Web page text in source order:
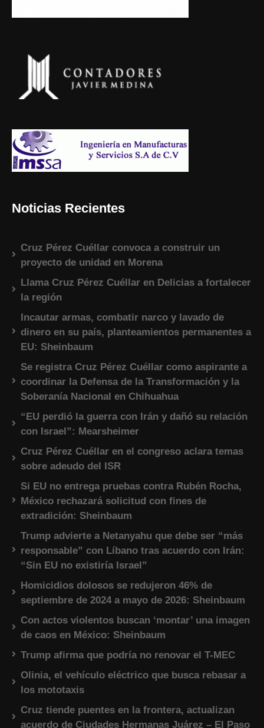
Noticias Recientes
Cruz Pérez Cuéllar convoca a construir un
proyecto de unidad en Morena
Llama Cruz Pérez Cuéllar en Delicias a fortalecer
la región
Incautar armas, combatir narco y lavado de
dinero en su país, planteamientos permanentes a
EU: Sheinbaum
Se registra Cruz Pérez Cuéllar como aspirante a
coordinar la Defensa de la Transformación y la
Soberanía Nacional en Chihuahua
“EU perdió la guerra con Irán y dañó su relación
con Israel”: Mearsheimer
Cruz Pérez Cuéllar en el congreso aclara temas
sobre adeudo del ISR
Si EU no entrega pruebas contra Rubén Rocha,
México rechazará solicitud con fines de
extradición: Sheinbaum
Trump advierte a Netanyahu que debe ser “más
responsable” con Líbano tras acuerdo con Irán:
“Sin EU no existiría Israel”
Homicidios dolosos se redujeron 46% de
septiembre de 2024 a mayo de 2026: Sheinbaum
Con actos violentos buscan ‘montar’ una imagen
de caos en México: Sheinbaum
Trump afirma que podría no renovar el T-MEC
Olinia, el vehículo eléctrico que busca rebasar a
los mototaxis
Cruz tiende puentes en la frontera, actualizan
acuerdo de Ciudades Hermanas Juárez – El Paso